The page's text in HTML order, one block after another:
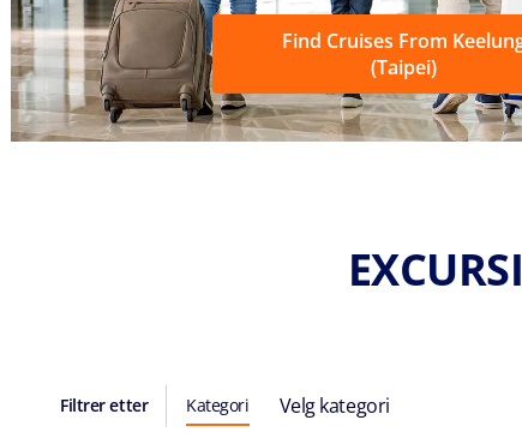
Find Cruises From
(Taipei)
Filtrer etter Kategori Velg kategori